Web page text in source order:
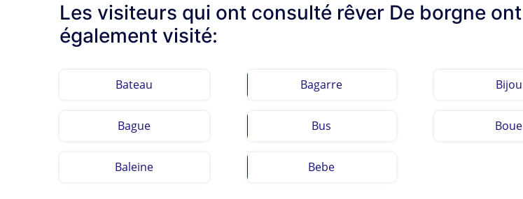
Les visiteurs qui ont consulté rêver De borgne ont
également visité:
Bateau Bagarre Bijou
Bague Bus Boue
Baleine Bebe